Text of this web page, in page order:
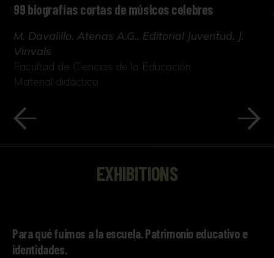
99 biografías cortas de músicos celebres
M. Davalillo, Atenas A.G., Editorial Juventud, J.
Vinvals
Facultad de Ciencias de la Educación
Material didáctico
EXHIBITIONS
Para qué fuimos a la escuela. Patrimonio educativo e
identidades.